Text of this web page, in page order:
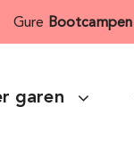
Gure Bootcampen
garen